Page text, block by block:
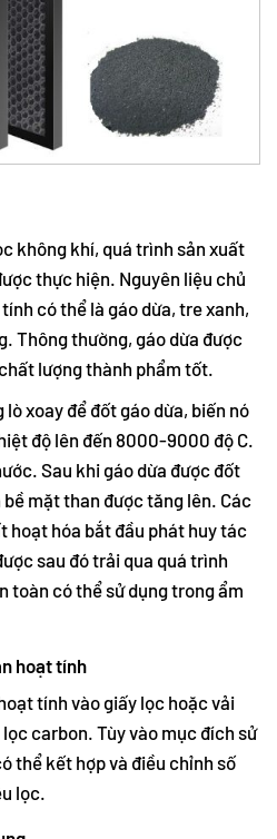
không khí, quá trình sản xuất
thực hiện. Nguyên liệu chủ
có thể là gáo dừa, tre xanh,
Thông thường, gáo dừa được
lượng thành phẩm tốt.
xoay để đốt gáo dừa, biến nó
độ lên đến 8000-9000 độ C.
Sau khi gáo dừa được đốt
mặt than được tăng lên. Các
hoạt hóa bắt đầu phát huy tác
sau đó trải qua quá trình
toàn có thể sử dụng trong ẩm
hoạt tính
tính vào giấy lọc hoặc vải
carbon. Tùy vào mục đích sử
thể kết hợp và điều chỉnh số
lọc.